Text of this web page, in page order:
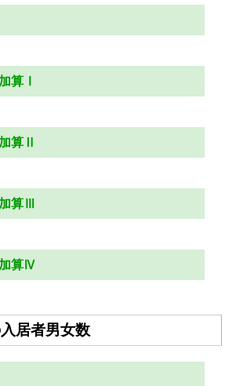
算Ⅰ
算Ⅱ
算Ⅲ
算Ⅳ
居者男女数